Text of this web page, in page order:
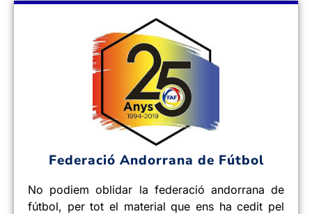
Federació Andorrana de Fútbol
No podiem oblidar la federació andorrana de
fútbol, per tot el material que ens ha cedit pel